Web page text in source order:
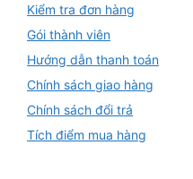
Kiểm tra đơn hàng
Gói thành viên
Hướng dẫn thanh toán
Chính sách giao hàng
Chính sách đổi trả
Tích điểm mua hàng